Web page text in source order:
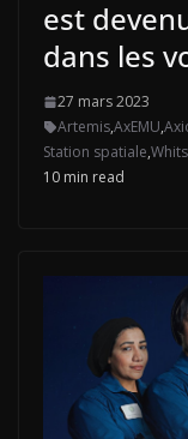
est
dans les
27 mars 2023
Artemis,AxEMU,
Station spatiale,
10 min read